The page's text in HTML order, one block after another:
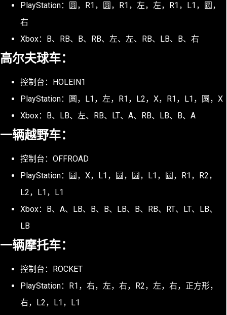
PlayStation：圆，R1，圆，R1，左，左，R1，L1，圆，
右
Xbox：B、RB、B、RB、左、左、RB、LB、B、右
高尔夫球车：
控制台：HOLEIN1
PlayStation：圆，L1，左，R1，L2，X，R1，L1，圆，X
Xbox：B、LB、左、RB、LT、A、RB、LB、B、A
一辆越野车：
控制台：OFFROAD
PlayStation：圆，X，L1，圆，圆，L1，圆，R1，R2，
L2，L1，L1
Xbox：B、A、LB、B、B、LB、B、RB、RT、LT、LB、
LB
一辆摩托车：
控制台：ROCKET
PlayStation：R1，右，左，右，R2，左，右，正方形，
右，L2，L1，L1